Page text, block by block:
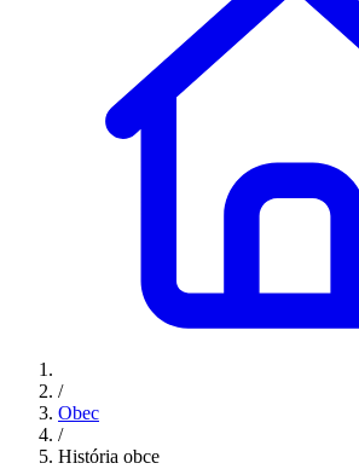
/
Obec
/
História obce